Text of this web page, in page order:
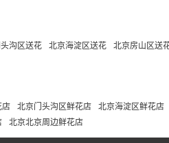
沟区送花 北京海淀区送花 北京房山区送
店 北京门头沟区鲜花店 北京海淀区鲜花店
北京北京周边鲜花店